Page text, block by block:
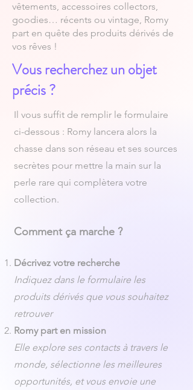
vêtements, accessoires collectors,
goodies… récents ou vintage, Romy
part en quête des produits dérivés de
vos rêves !
Vous recherchez un objet
précis ?
Il vous suffit de remplir le formulaire
ci-dessous : Romy lancera alors la
chasse dans son réseau et ses sources
secrètes pour mettre la main sur la
perle rare qui complètera votre
collection.
Comment ça marche ?
Décrivez votre recherche
Indiquez dans le formulaire les
produits dérivés que vous souhaitez
retrouver
Romy part en mission
Elle explore ses contacts à travers le
monde, sélectionne les meilleures
opportunités, et vous envoie une